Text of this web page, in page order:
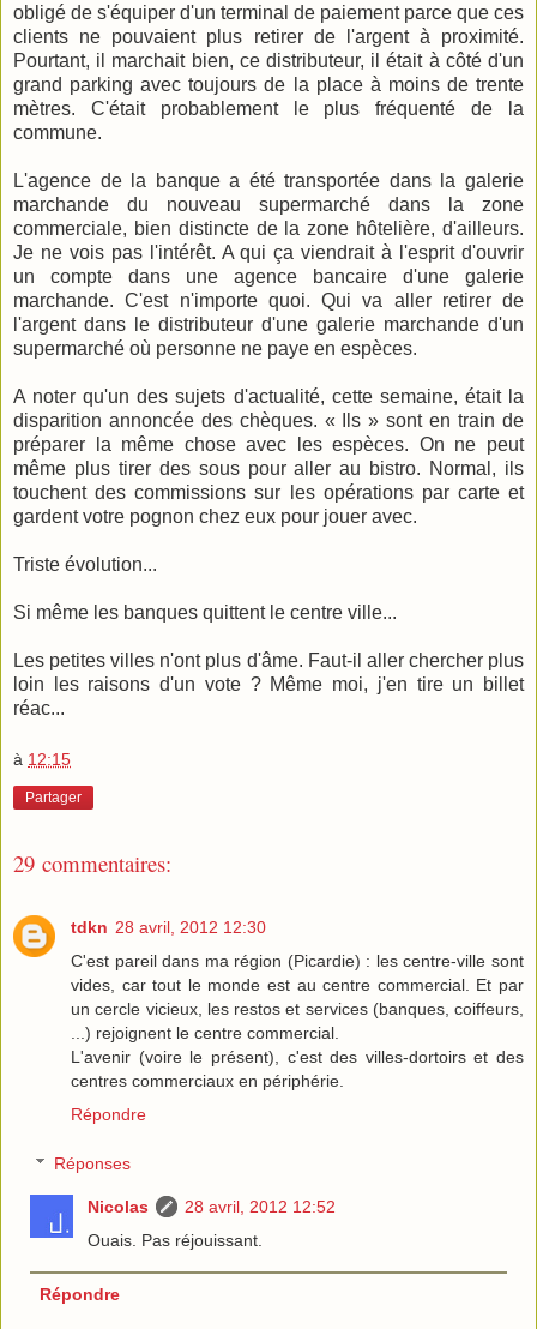
obligé de s'équiper d'un terminal de paiement parce que ces
clients ne pouvaient plus retirer de l'argent à proximité.
Pourtant, il marchait bien, ce distributeur, il était à côté d'un
grand parking avec toujours de la place à moins de trente
mètres. C'était probablement le plus fréquenté de la
commune.
L'agence de la banque a été transportée dans la galerie
marchande du nouveau supermarché dans la zone
commerciale, bien distincte de la zone hôtelière, d'ailleurs.
Je ne vois pas l'intérêt. A qui ça viendrait à l'esprit d'ouvrir
un compte dans une agence bancaire d'une galerie
marchande. C'est n'importe quoi. Qui va aller retirer de
l'argent dans le distributeur d'une galerie marchande d'un
supermarché où personne ne paye en espèces.
A noter qu'un des sujets d'actualité, cette semaine, était la
disparition annoncée des chèques. « Ils » sont en train de
préparer la même chose avec les espèces. On ne peut
même plus tirer des sous pour aller au bistro. Normal, ils
touchent des commissions sur les opérations par carte et
gardent votre pognon chez eux pour jouer avec.
Triste évolution...
Si même les banques quittent le centre ville...
Les petites villes n'ont plus d'âme. Faut-il aller chercher plus
loin les raisons d'un vote ? Même moi, j'en tire un billet
réac...
à 12:15
Partager
29 commentaires:
tdkn 28 avril, 2012 12:30
C'est pareil dans ma région (Picardie) : les centre-ville sont
vides, car tout le monde est au centre commercial. Et par
un cercle vicieux, les restos et services (banques, coiffeurs,
...) rejoignent le centre commercial.
L'avenir (voire le présent), c'est des villes-dortoirs et des
centres commerciaux en périphérie.
Répondre
Réponses
Nicolas
28 avril, 2012 12:52
Ouais. Pas réjouissant.
Répondre